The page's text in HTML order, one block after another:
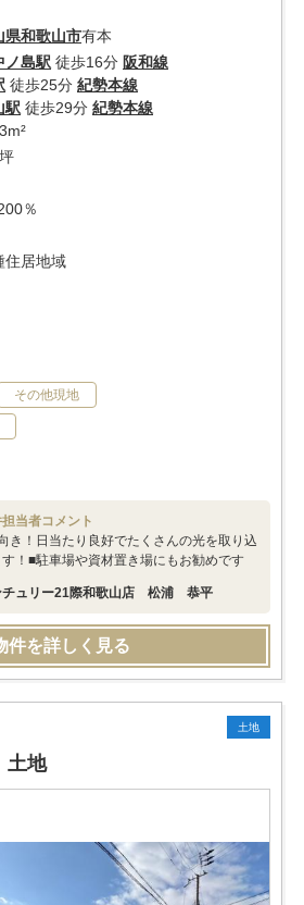
県和歌山市有本
ノ島駅 徒歩16分 阪和線
徒歩25分 紀勢本線
駅 徒歩29分 紀勢本線
％
住居地域
その他現地
当者コメント
き！日当たり良好でたくさんの光を取り込
！■駐車場や資材置き場にもお勧めです
チュリー21際和歌山店 松浦 恭平
件を詳しく見る
土地
土地